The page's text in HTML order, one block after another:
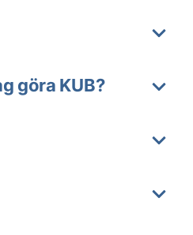
göra KUB?